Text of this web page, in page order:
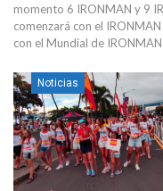
momento 6 IRONMAN y 9
comenzará con el
con el Mundial de
Noticias